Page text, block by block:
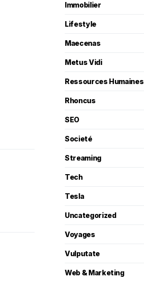
Immobilier
Lifestyle
Maecenas
Metus Vidi
Ressources Humaines
Rhoncus
SEO
Societé
Streaming
Tech
Tesla
Uncategorized
Voyages
Vulputate
Web & Marketing